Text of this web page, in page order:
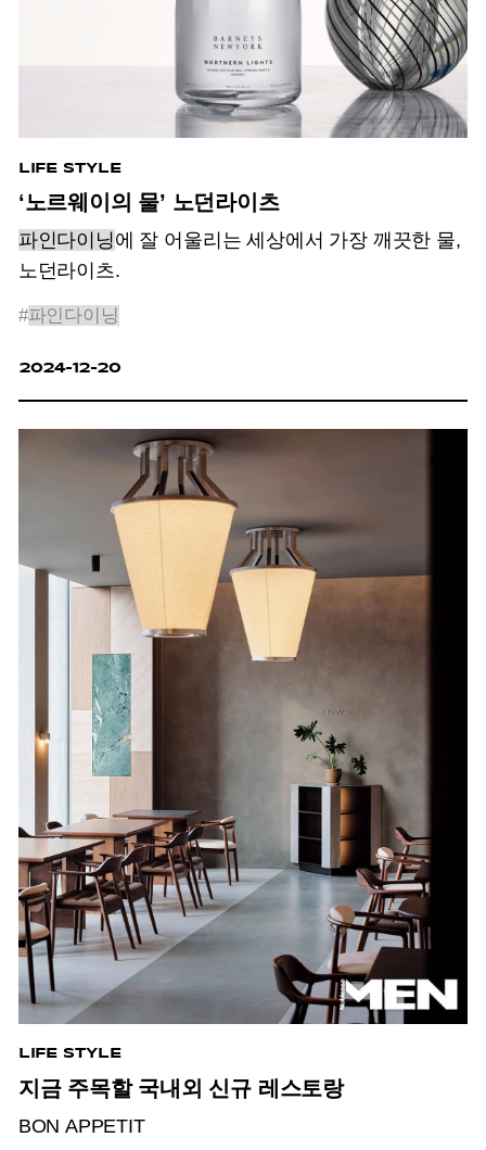
LIFE STYLE
‘노르웨이의 물’ 노던라이츠
파인다이닝에 잘 어울리는 세상에서 가장 깨끗한 물,
노던라이츠.
#파인다이닝
2024-12-20
LIFE STYLE
지금 주목할 국내외 신규 레스토랑
BON APPETIT